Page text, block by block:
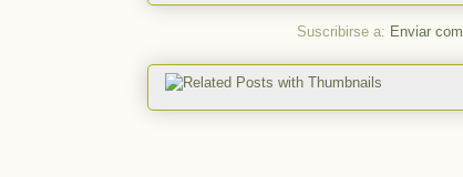
Suscribirse a: Enviar